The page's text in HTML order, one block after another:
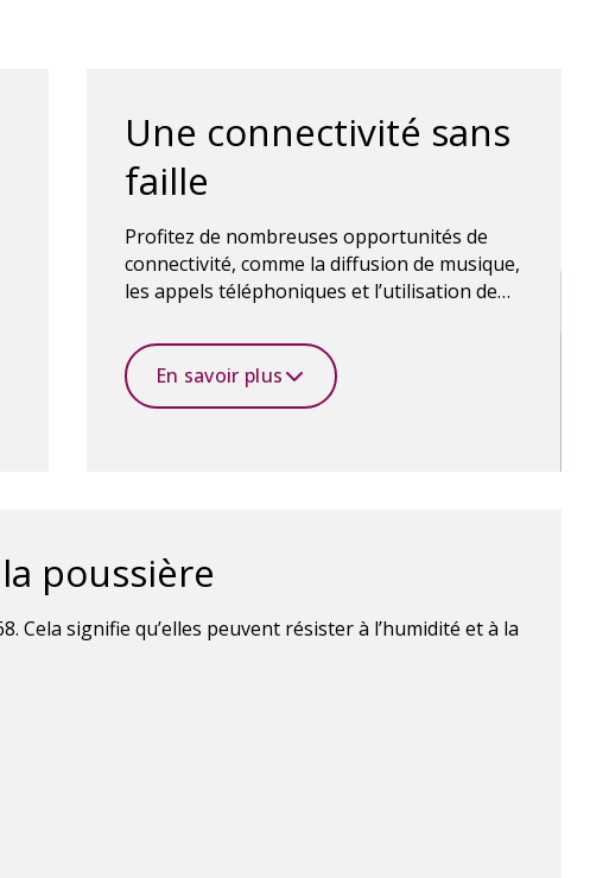
Une connectivité sans
faille
Profitez de nombreuses opportunités de
connectivité, comme la diffusion de musique,
les appels téléphoniques et l’utilisation de
contrôler les aides auditives. La technologie
sans fil Bluetooth rend tout cela possible.
En savoir plus
poussière
Cela signifie qu’elles peuvent résister à l’humidité et à la